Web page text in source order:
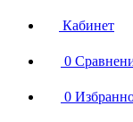
Кабинет
0
0